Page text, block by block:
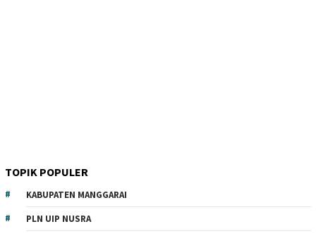
TOPIK POPULER
KABUPATEN MANGGARAI
PLN UIP NUSRA